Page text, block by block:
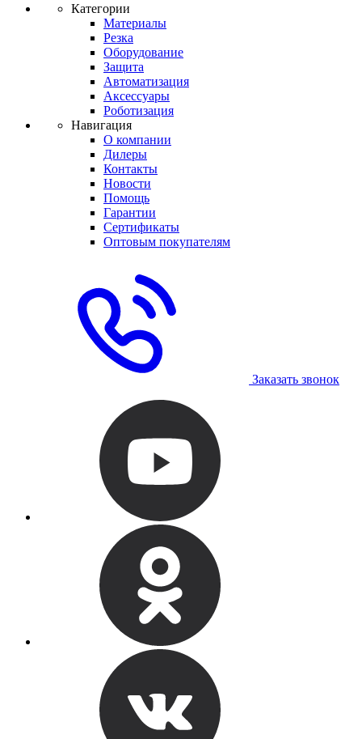
Категории
Материалы
Резка
Оборудование
Защита
Автоматизация
Аксессуары
Роботизация
Навигация
О компании
Дилеры
Контакты
Новости
Помощь
Гарантии
Сертификаты
Оптовым покупателям
Заказать звонок